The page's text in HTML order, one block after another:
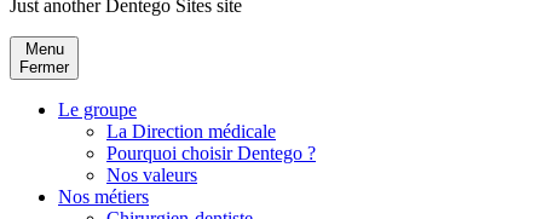
Just another Dentego Sites site
Menu
Fermer
Le groupe
La Direction médicale
Pourquoi choisir Dentego ?
Nos valeurs
Nos métiers